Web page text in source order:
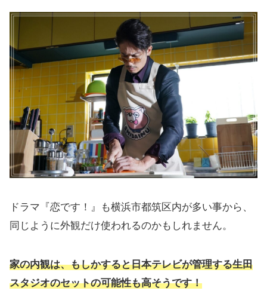
ドラマ『恋です！』も横浜市都筑区内が多い事から、
同じように外観だけ使われるのかもしれません。
家の内観は、もしかすると日本テレビが管理する生田
スタジオのセットの可能性も高そうです！